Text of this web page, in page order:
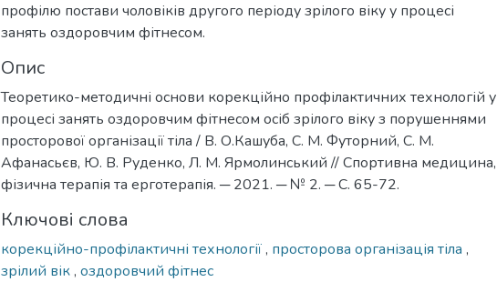
профілю постави чоловіків другого періоду зрілого віку у процесі
занять оздоровчим фітнесом.
Опис
Теоретико-методичні основи корекційно профілактичних технологій у
процесі занять оздоровчим фітнесом осіб зрілого віку з порушеннями
просторової організації тіла / В. О.Кашуба, С. М. Футорний, С. М.
Афанасьєв, Ю. В. Руденко, Л. М. Ярмолинський // Спортивна медицина,
фізична терапія та ерготерапія. ─ 2021. ─ № 2. ─ С. 65-72.
Ключові слова
корекційно-профілактичні технології, просторова організація тіла ,
зрілий вік, оздоровчий фітнес